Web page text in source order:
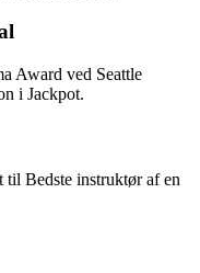
Award ved Seattle
i Jackpot.
Bedste instruktør af en